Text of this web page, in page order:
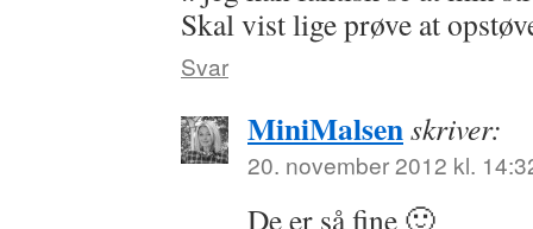
Skal vist lige prøve at
Svar
MiniMalsenskriver:
20. november 2012 kl.
De er så fine 🙂